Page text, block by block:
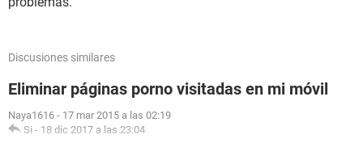
Discusiones similares
Eliminar páginas porno visitadas en mi móvil
Naya1616 - 17 mar 2015 a las 02:19
Si - 18 dic 2017 a las 23:04